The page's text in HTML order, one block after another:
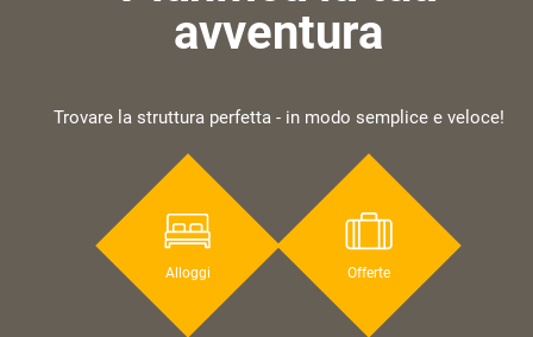
avventura
Trovare la struttura perfetta - in modo semplice e veloce!
Alloggi Offerte